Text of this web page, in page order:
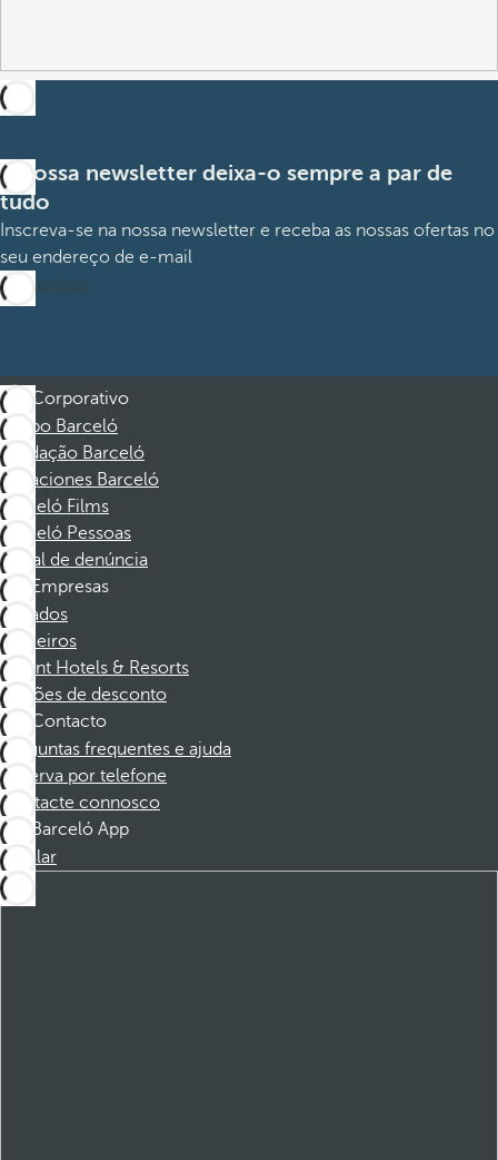
A nossa newsletter deixa-o sempre a par de
tudo
Inscreva-se na nossa newsletter e receba as nossas ofertas no
seu endereço de e-mail
Subscrever
Corporativo
Grupo Barceló
Fundação Barceló
Vacaciones Barceló
Barceló Films
Barceló Pessoas
Canal de denúncia
Empresas
Afiliados
Parceiros
Dorint Hotels & Resorts
Cupões de desconto
Contacto
Perguntas frequentes e ajuda
Reserva por telefone
Contacte connosco
Barceló App
Instalar